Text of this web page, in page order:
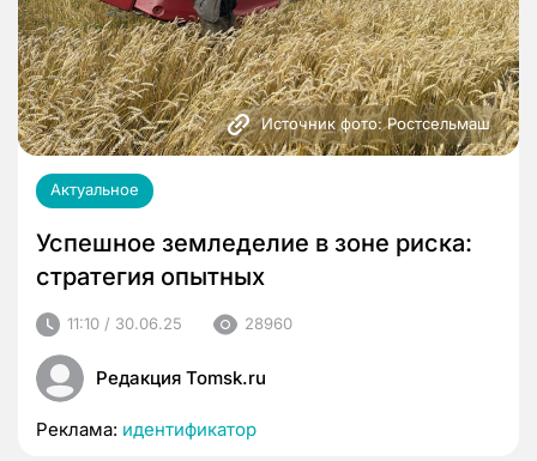
Источник фото: Ростсельмаш
Актуальное
Успешное земледелие в зоне риска:
стратегия опытных
11:10 / 30.06.25 28960
Редакция Tomsk.ru
Реклама: идентификатор